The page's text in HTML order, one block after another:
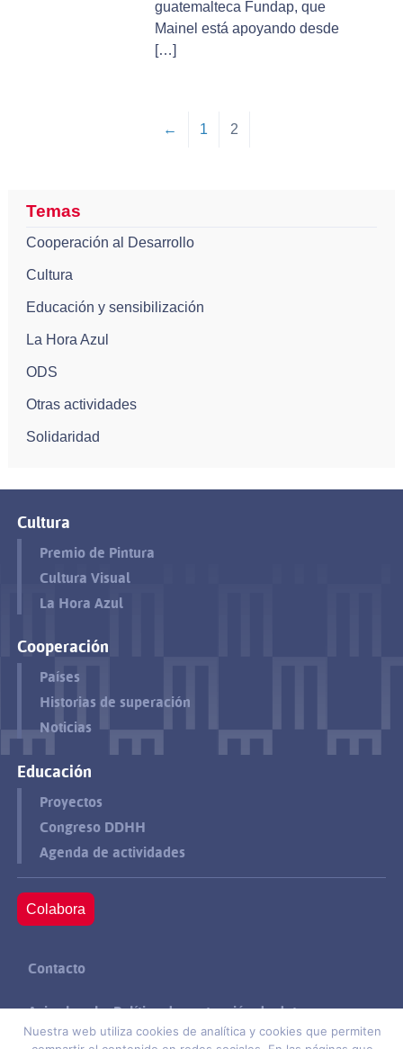
guatemalteca Fundap, que
Mainel está apoyando desde
[…]
← 1 2
Temas
Cooperación al Desarrollo
Cultura
Educación y sensibilización
La Hora Azul
ODS
Otras actividades
Solidaridad
Cultura
Premio de Pintura
Cultura Visual
La Hora Azul
Cooperación
Países
Historias de superación
Noticias
Educación
Proyectos
Congreso DDHH
Agenda de actividades
Colabora
Contacto
Aviso legal y Política de protección de datos
Nuestra web utiliza cookies de analítica y cookies que permiten